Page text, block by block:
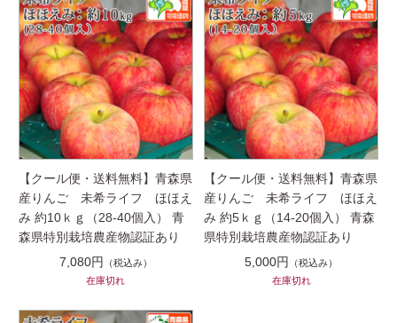
【クール便・送料無料】青森県
産りんご 未希ライフ ほほえ
み 約10ｋｇ（28-40個入） 青
森県特別栽培農産物認証あり
7,080円
（税込み）
在庫切れ
【クール便・送料無料】青森県
産りんご 未希ライフ ほほえ
み 約5ｋｇ（14-20個入） 青森
県特別栽培農産物認証あり
5,000円
（税込み）
在庫切れ